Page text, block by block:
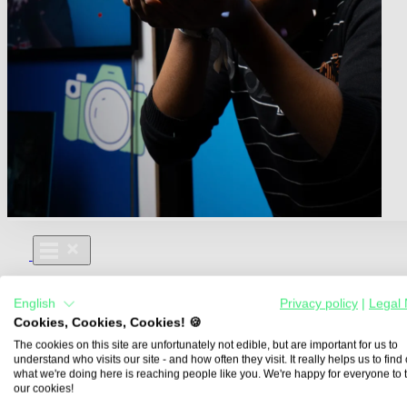
Aus- und Weiterbildungen
Für Lehre & Ausbildung
Media For You
Über Uns
English Privacy policy
Legal
Cookies, Cookies, Cookies! 🍪
The cookies on this site are unfortunately not edible, but are important for us to
understand who visits our site - and how often they visit. It really helps us to find
what we're doing here is reaching people like you. We're happy for everyone to
our cookies!